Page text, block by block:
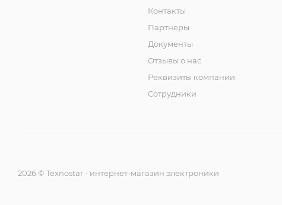
Контакты
Партнеры
Документы
Отзывы о нас
Реквизиты компании
Сотрудники
2026© Texnostar - интернет-магазин электроники